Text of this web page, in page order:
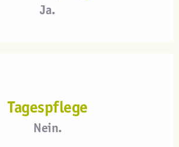
Ja.
Tagespflege
Nein.